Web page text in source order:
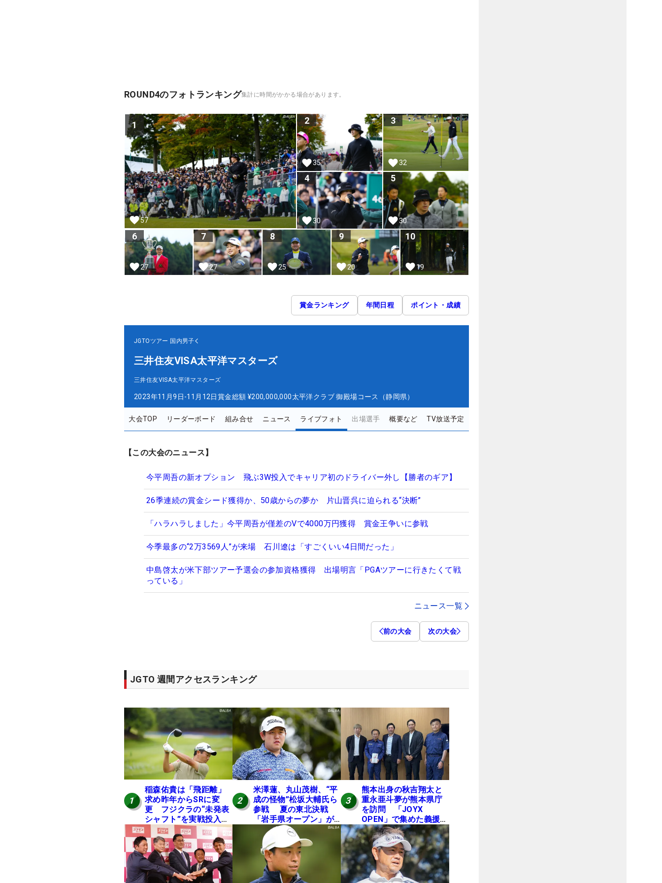
ROUND4のフォトランキング集計に時間がかかる場合があります。
1
57
2
35
3
32
4
30
5
30
6
27
7
27
8
25
9
20
10
19
賞金ランキング 年間日程 ポイント・成績
JGTOツアー 国内男子
三井住友VISA太平洋マスターズ
三井住友VISA太平洋マスターズ
2023年11月9日-11月12日賞金総額 ¥200,000,000太平洋クラブ 御殿場コース（静岡県）
大会TOP リーダーボード 組み合せ ニュース ライブフォト 出場選手 概要など TV放送予定
【この大会のニュース】
今平周吾の新オプション 飛ぶ3W投入でキャリア初のドライバー外し【勝者のギア】
26季連続の賞金シード獲得か、50歳からの夢か 片山晋呉に迫られる“決断”
「ハラハラしました」今平周吾が僅差のVで4000万円獲得 賞金王争いに参戦
今季最多の“2万3569人”が来場 石川遼は「すごくいい4日間だった」
中島啓太が米下部ツアー予選会の参加資格獲得 出場明言「PGAツアーに行きたくて戦
っている」
ニュース一覧
前の大会 次の大会
JGTO 週間アクセスランキング
1
稲森佑貴は「飛距離」
求め昨年からSRに変
更 フジクラの“未発表
シャフト”を実戦投入し
好感触「つかまえにい
ける」【男子ツアーの
ヒトネタ！】
2
米澤蓮、丸山茂樹、“平
成の怪物”松坂大輔氏ら
参戦 夏の東北決戦
「岩手県オープン」が8
日開幕
3
熊本出身の秋吉翔太と
重永亜斗夢が熊本県庁
を訪問 「JOYX
OPEN」で集めた義援金
を贈呈